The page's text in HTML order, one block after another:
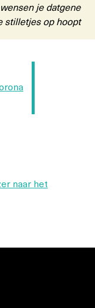
je datgene
stilletjes op hoopt
naar het